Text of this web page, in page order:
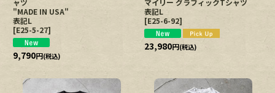
ャツ
"MADE IN USA"
表記L
[E25-5-27]
9,790円(税込)
マイリー グラフィックTシャツ
表記L
[E25-6-92]
23,980円(税込)